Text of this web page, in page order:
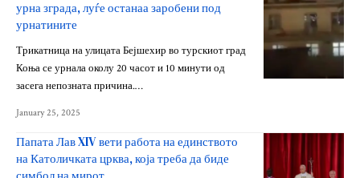
урна зграда, луѓе останаа заробени под
урнатините
Трикатница на улицата Бејшехир во турскиот град
Коња се урнала околу 20 часот и 10 минути од
засега непозната причина.…
January 25, 2025
Папата Лав XIV вети работа на единството
на Католичката црква, која треба да биде